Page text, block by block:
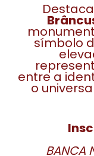
símbolo
entre a
o
BANCA